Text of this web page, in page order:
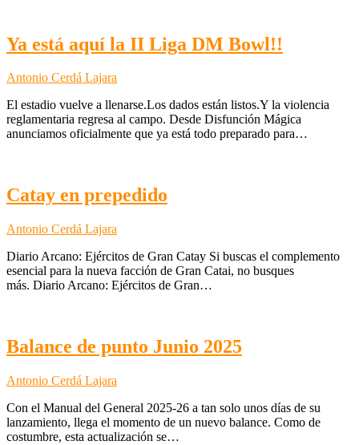
Ya está aquí la II Liga DM Bowl!!
Antonio Cerdá Lajara
El estadio vuelve a llenarse.Los dados están listos.Y la violencia
reglamentaria regresa al campo. Desde Disfunción Mágica
anunciamos oficialmente que ya está todo preparado para…
Catay en prepedido
Antonio Cerdá Lajara
Diario Arcano: Ejércitos de Gran Catay Si buscas el complemento
esencial para la nueva facción de Gran Catai, no busques
más. Diario Arcano: Ejércitos de Gran…
Balance de punto Junio 2025
Antonio Cerdá Lajara
Con el Manual del General 2025-26 a tan solo unos días de su
lanzamiento, llega el momento de un nuevo balance. Como de
costumbre, esta actualización se…